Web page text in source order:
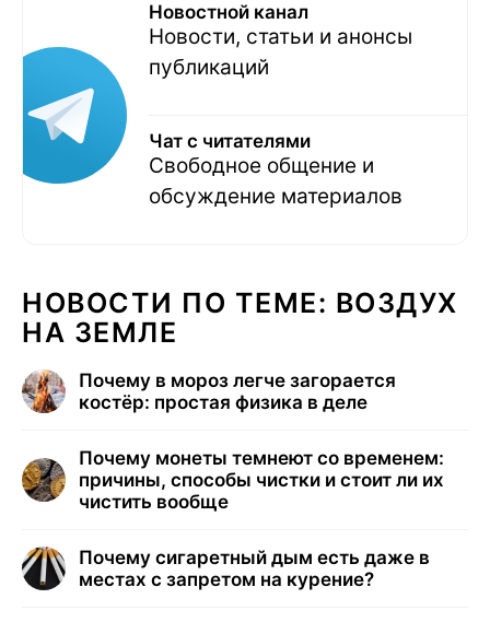
Новостной канал
Новости, статьи и анонсы
публикаций
Чат с читателями
Свободное общение и
обсуждение материалов
НОВОСТИ ПО ТЕМЕ: ВОЗДУХ
НА ЗЕМЛЕ
Почему в мороз легче загорается
костёр: простая физика в деле
Почему монеты темнеют со временем:
причины, способы чистки и стоит ли их
чистить вообще
Почему сигаретный дым есть даже в
местах с запретом на курение?